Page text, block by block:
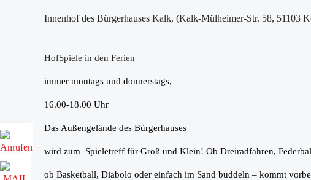
Innenhof des Bürgerhauses Kalk, (Kalk-Mülheimer-Str. 58, 51103
HofSpiele in den Ferien
immer montags und donnerstags,
16.00-18.00 Uhr
Das Außengelände des Bürgerhauses
wird zum Spieletreff für Groß und Klein! Ob Dreiradfahren,
ob Basketball, Diabolo oder einfach im Sand buddeln – kommt